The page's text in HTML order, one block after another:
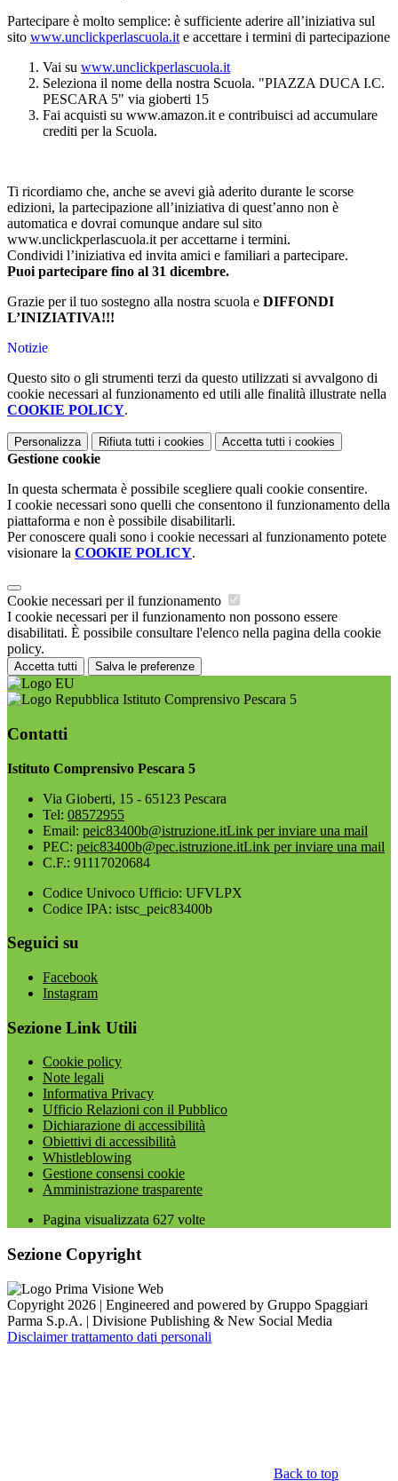
Partecipare è molto semplice: è sufficiente aderire all’iniziativa sul
sito www.unclickperlascuola.it e accettare i termini di partecipazione
Vai su www.unclickperlascuola.it
Seleziona il nome della nostra Scuola. "PIAZZA DUCA I.C.
PESCARA 5" via gioberti 15
Fai acquisti su www.amazon.it e contribuisci ad accumulare
crediti per la Scuola.
Ti ricordiamo che, anche se avevi già aderito durante le scorse
edizioni, la partecipazione all’iniziativa di quest’anno non è
automatica e dovrai comunque andare sul sito
www.unclickperlascuola.it per accettarne i termini.
Condividi l’iniziativa ed invita amici e familiari a partecipare.
Puoi partecipare fino al 31 dicembre.
Grazie per il tuo sostegno alla nostra scuola e DIFFONDI
L’INIZIATIVA!!!
Notizie
Questo sito o gli strumenti terzi da questo utilizzati si avvalgono di
cookie necessari al funzionamento ed utili alle finalità illustrate nella
COOKIE POLICY.
Personalizza Rifiuta tutti i cookies Accetta tutti i cookies
Gestione cookie
In questa schermata è possibile scegliere quali cookie consentire.
I cookie necessari sono quelli che consentono il funzionamento della
piattaforma e non è possibile disabilitarli.
Per conoscere quali sono i cookie necessari al funzionamento potete
visionare la COOKIE POLICY.
Cookie necessari per il funzionamento
I cookie necessari per il funzionamento non possono essere
disabilitati. È possibile consultare l'elenco nella pagina della cookie
policy.
Accetta tutti Salva le preferenze
Istituto Comprensivo Pescara 5
Contatti
Istituto Comprensivo Pescara 5
Via Gioberti, 15 - 65123 Pescara
Tel: 08572955
Email: peic83400b@istruzione.itLink per inviare una mail
PEC: peic83400b@pec.istruzione.itLink per inviare una mail
C.F.: 91117020684
Codice Univoco Ufficio: UFVLPX
Codice IPA: istsc_peic83400b
Seguici su
Facebook
Instagram
Sezione Link Utili
Cookie policy
Note legali
Informativa Privacy
Ufficio Relazioni con il Pubblico
Dichiarazione di accessibilità
Obiettivi di accessibilità
Whistleblowing
Gestione consensi cookie
Amministrazione trasparente
Pagina visualizzata 627 volte
Sezione Copyright
Copyright 2026 | Engineered and powered by Gruppo Spaggiari
Parma S.p.A. | Divisione Publishing & New Social Media
Disclaimer trattamento dati personali
Back to top